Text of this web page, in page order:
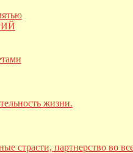
жизни.
страсти, партнерство во